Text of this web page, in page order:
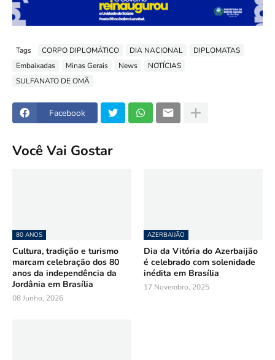
Tags CORPO DIPLOMÁTICO DIA NACIONAL
DIPLOMATAS
Embaixadas
Minas Gerais News
NOTÍCIAS
SULFANATO DE OMÃ
Facebook
Você Vai Gostar
80 ANOS
Cultura, tradição e turismo
marcam celebração dos 80
anos da independência da
Jordânia em Brasília
08 Junho, 2026
AZERBAIJÃO
Dia da Vitória do Azerbaijão
é celebrado com solenidade
inédita em Brasília
17 Novembro, 2025